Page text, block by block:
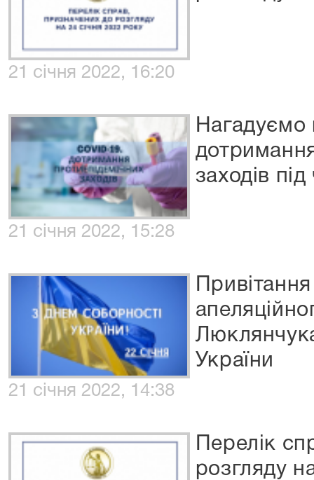
21 січня 2022, 16:20
Нагадуємо
заходів
21 січня 2022, 15:28
України
21 січня 2022, 14:38
Перелік
розгляду